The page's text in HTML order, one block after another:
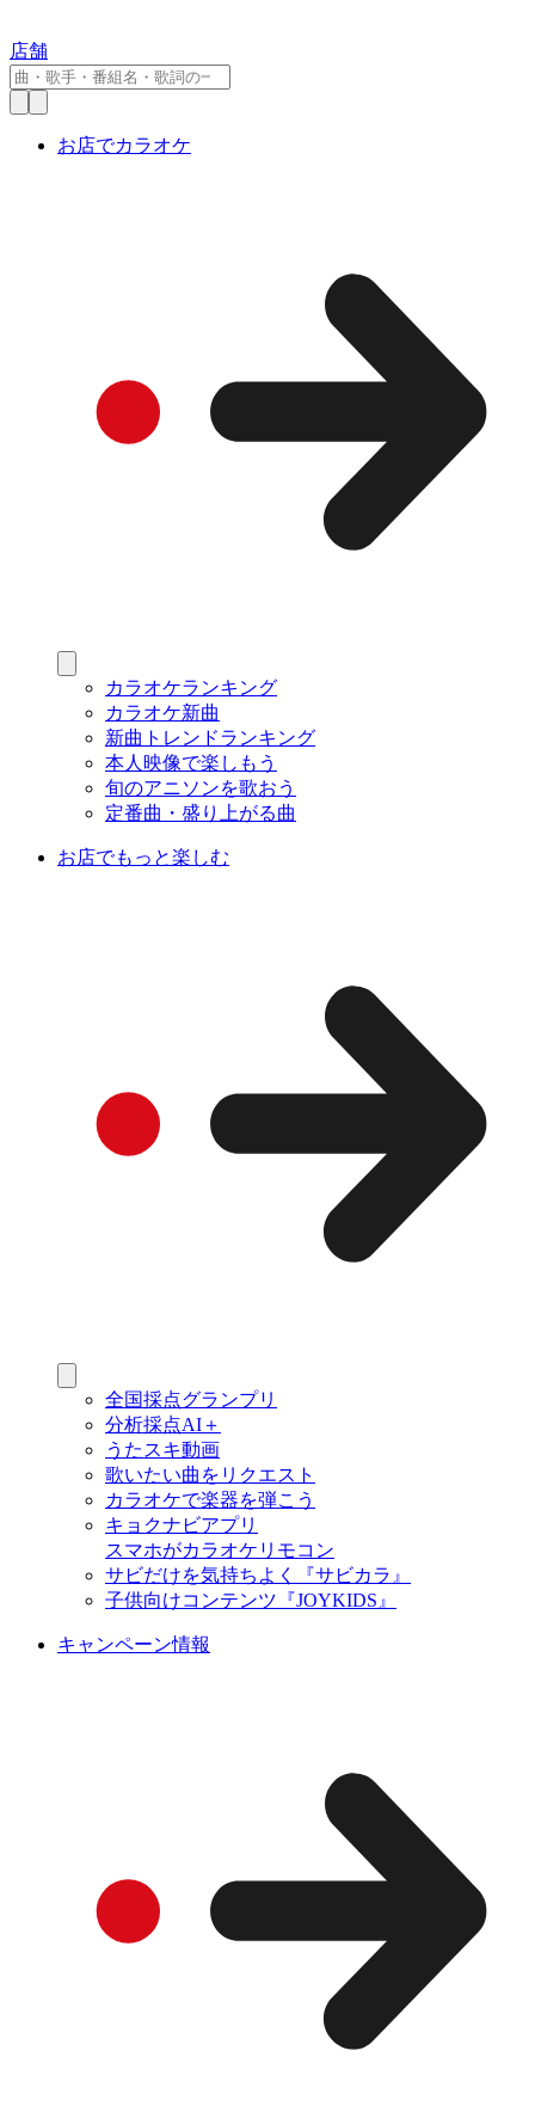
店舗
お店でカラオケ
カラオケランキング
カラオケ新曲
新曲トレンドランキング
本人映像で楽しもう
旬のアニソンを歌おう
定番曲・盛り上がる曲
お店でもっと楽しむ
全国採点グランプリ
分析採点AI＋
うたスキ動画
歌いたい曲をリクエスト
カラオケで楽器を弾こう
キョクナビアプリ
スマホがカラオケリモコン
サビだけを気持ちよく『サビカラ』
子供向けコンテンツ『JOYKIDS』
キャンペーン情報